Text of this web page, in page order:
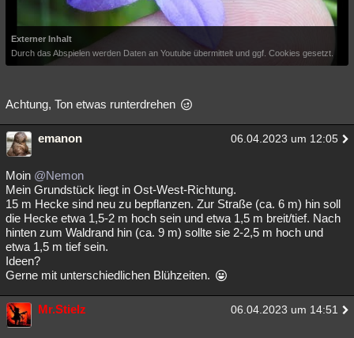
Externer Inhalt
Durch das Abspielen werden Daten an Youtube übermittelt und ggf. Cookies gesetzt.
Achtung, Ton etwas runterdrehen
emanon 06.04.2023 um 12:05
Moin @Nemon
Mein Grundstück liegt in Ost-West-Richtung.
15 m Hecke sind neu zu bepflanzen. Zur Straße (ca. 6 m) hin soll
die Hecke etwa 1,5-2 m hoch sein und etwa 1,5 m breit/tief. Nach
hinten zum Waldrand hin (ca. 9 m) sollte sie 2-2,5 m hoch und
etwa 1,5 m tief sein.
Ideen?
Gerne mit unterschiedlichen Blühzeiten.
Mr.Stielz 06.04.2023 um 14:51